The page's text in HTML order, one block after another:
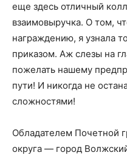
еще здесь отличный
взаимовыручка. О том,
награждению, я узнала
приказом. Аж слезы на
пожелать нашему
пути! И никогда не
сложностями!
Обладателем Почетной
округа — город